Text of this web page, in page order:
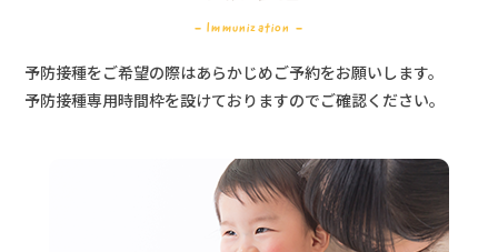
- Immunization -
予防接種をご希望の際はあらかじめご予約をお願いします。
予防接種専用時間枠を設けておりますのでご確認ください。